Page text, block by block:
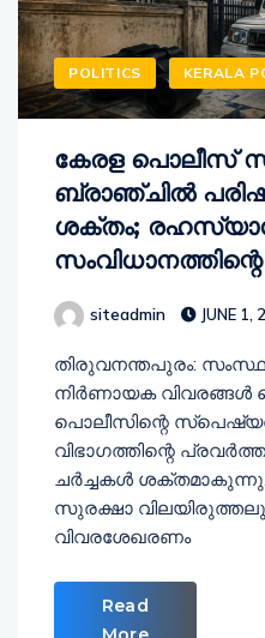
POLITICS KERALA
കേരള പൊലീസ്
ബ്രാഞ്ചിൽ
ശക്തം;
siteadmin JUNE 1,
തിരുവനന്തപുരം:
നിർണായക വിവരങ്ങൾ
പൊലീസിന്റെ
വിഭാഗത്തിന്റെ
ചർച്ചകൾ
സുരക്ഷാ
വിവരശേഖരണം
Read